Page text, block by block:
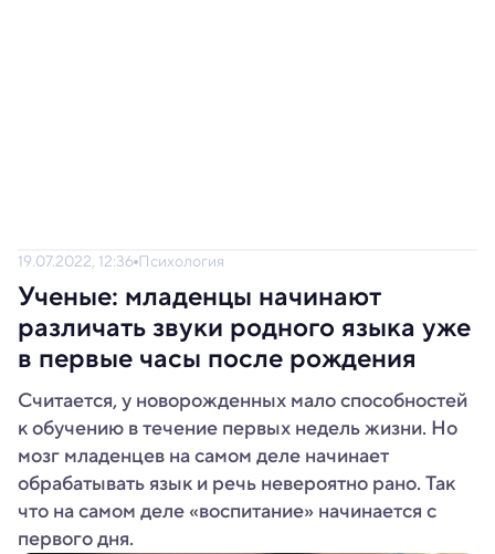
19.07.2022, 12:36 Психология
Ученые: младенцы начинают
различать звуки родного языка уже
в первые часы после рождения
Считается, у новорожденных мало способностей
к обучению в течение первых недель жизни. Но
мозг младенцев на самом деле начинает
обрабатывать язык и речь невероятно рано. Так
что на самом деле «воспитание» начинается с
первого дня.